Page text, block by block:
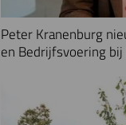
Peter Kranenburg
en Bedrijfsvoering